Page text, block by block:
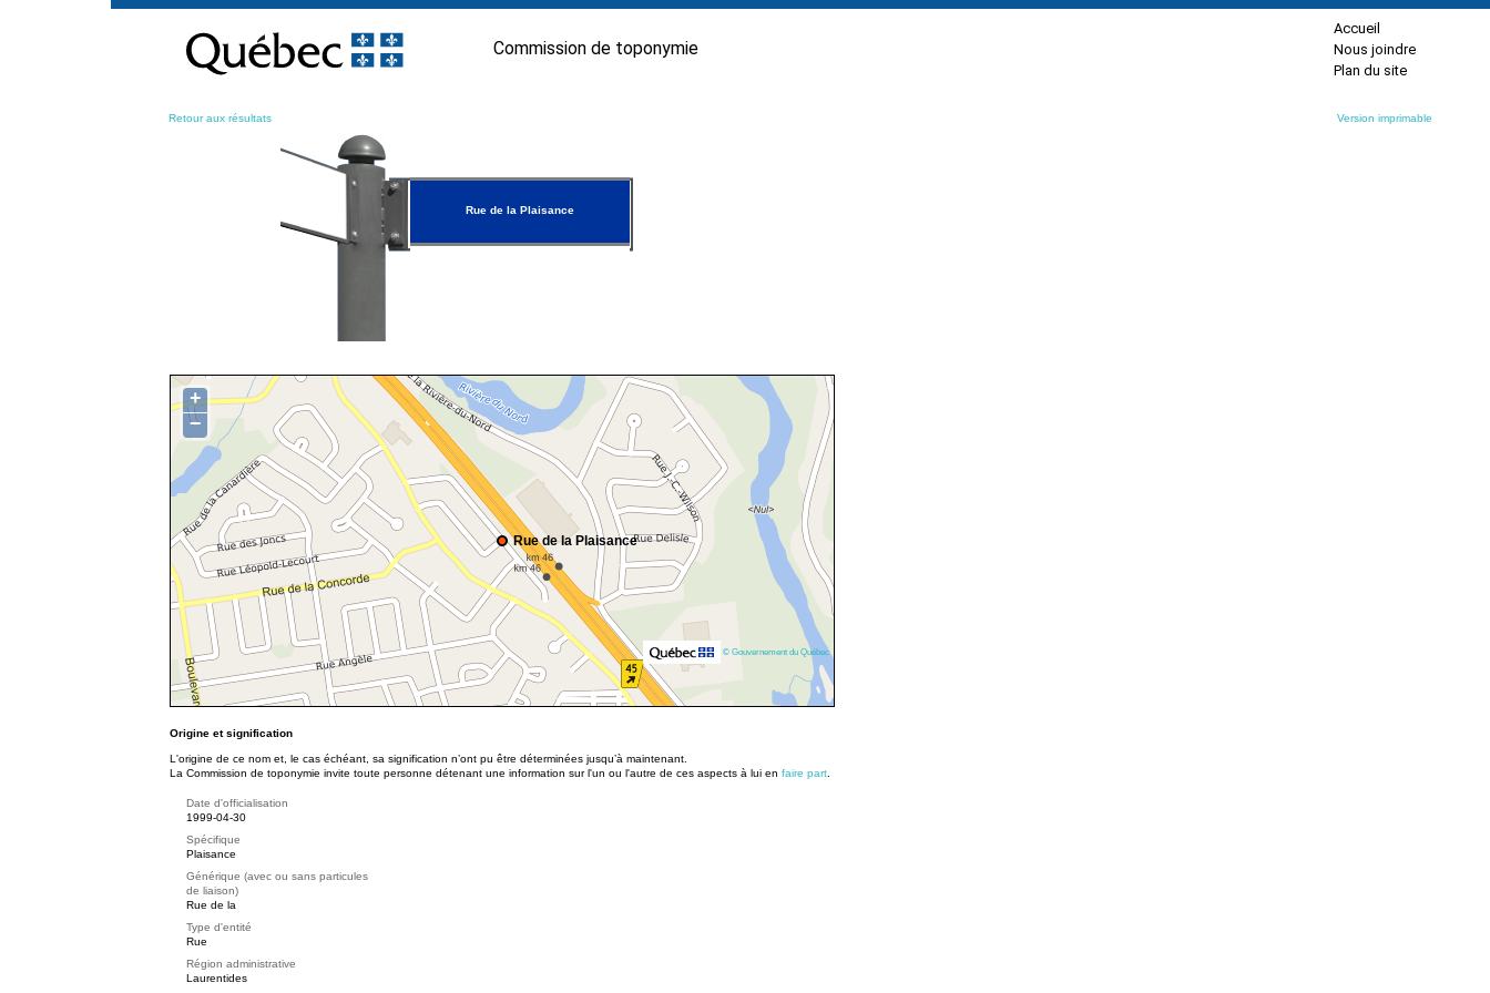
contenu
Commission de toponymie
Accueil
Nous joindre
Plan du site
Retour aux résultats Version imprimable
Rue de la Plaisance
Rue de la Plaisance
+
−
© Gouvernement du Québec
Origine et signification
L'origine de ce nom et, le cas échéant, sa signification n’ont pu être déterminées jusqu’à maintenant.
La Commission de toponymie invite toute personne détenant une information sur l'un ou l'autre de ces aspects à lui en faire part
Date d'officialisation
1999-04-30
Spécifique
Plaisance
Générique (avec ou sans particules
de liaison)
Rue de la
Type d'entité
Rue
Région administrative
Laurentides